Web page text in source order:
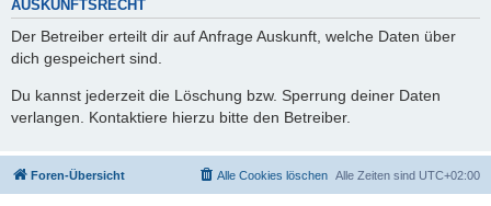
AUSKUNFTSRECHT
Der Betreiber erteilt dir auf Anfrage Auskunft, welche Daten über
dich gespeichert sind.
Du kannst jederzeit die Löschung bzw. Sperrung deiner Daten
verlangen. Kontaktiere hierzu bitte den Betreiber.
Foren-Übersicht Alle Zeiten sind UTC+02:00
Alle Cookies löschen